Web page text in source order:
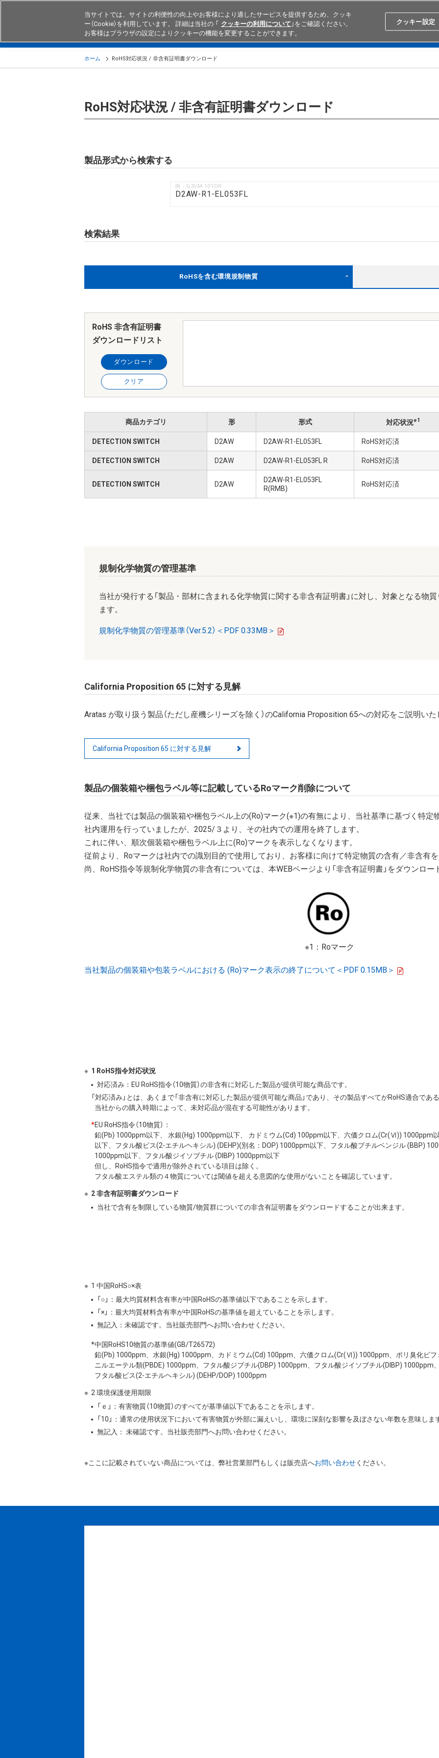
Japan Search
製品 業界・用途別商品 知る・学ぶ テクニカルサポート
ホーム RoHS対応状況 / 非含有証明書ダウンロード
RoHS対応状況 / 非含有証明書ダウンロード
製品形式から検索する
例：G3VM-101DR
検索結果
RoHSを含む環境規制物質
RoHS 非含有証明書
ダウンロードリスト
ダウンロード
クリア
商品カテゴリ 形 形式 対応状況※1
DETECTION SWITCH D2AW D2AW-R1-EL053FL RoHS対応済
DETECTION SWITCH D2AW D2AW-R1-EL053FL R RoHS対応済
DETECTION SWITCH D2AW
D2AW-R1-EL053FL
R(RMB)
RoHS対応済
規制化学物質の管理基準
当社が発行する「製品・部材に含まれる化学物質に関する非含有証明書」に対し、対象となる物質
ます。
規制化学物質の管理基準（Ver.5.2）＜PDF 0.33MB＞
California Proposition 65 に対する見解
Aratas が取り扱う製品（ただし産機シリーズを除く）のCalifornia Proposition 65への対応をご説明いた
California Proposition 65 に対する見解
製品の個装箱や梱包ラベル等に記載しているRoマーク削除について
従来、当社では製品の個装箱や梱包ラベル上の(Ro)マーク(※1)の有無により、当社基準に基づく特定
社内運用を行っていましたが、2025/３より、その社内での運用を終了します。
これに伴い、順次個装箱や梱包ラベル上に(Ro)マークを表示しなくなります。
従前より、Roマークは社内での識別目的で使用しており、お客様に向けて特定物質の含有／非含有
尚、RoHS指令等規制化学物質の非含有については、本WEBページより「非含有証明書」をダウンロー
※1：Roマーク
当社製品の個装箱や包装ラベルにおける (Ro)マーク表示の終了について＜PDF 0.15MB＞
1 RoHS指令対応状況
対応済み：EU RoHS指令（10物質）の非含有に対応した製品が提供可能な商品です。
「対応済み」とは、あくまで「非含有に対応した製品が提供可能な商品」であり、その製品すべてがRoHS適合であ
当社からの購入時期によって、未対応品が混在する可能性があります。
*EU RoHS指令（10物質）：
鉛(Pb) 1000ppm以下、 水銀(Hg) 1000ppm以下、 カドミウム(Cd) 100ppm以下、六価クロム(Cr(Ⅵ)) 1000ppm
以下、フタル酸ビス(2-エチルヘキシル) (DEHP)(別名：DOP) 1000ppm以下、フタル酸ブチルベンジル (BBP)
1000ppm以下、フタル酸ジイソブチル (DIBP) 1000ppm以下
但し、RoHS指令で適用が除外されている項目は除く。
フタル酸エステル類の４物質については閾値を超える意図的な使用がないことを確認しています。
2 非含有証明書ダウンロード
当社で含有を制限している物質/物質群についての非含有証明書をダウンロードすることが出来ます。
1 中国RoHS○×表
「○」：最大均質材料含有率が中国RoHSの基準値以下であることを示します。
「×」：最大均質材料含有率が中国RoHSの基準値を超えていることを示します。
無記入：未確認です。当社販売部門へお問い合わせください。
*中国RoHS10物質の基準値(GB/T26572)
鉛(Pb) 1000ppm、水銀(Hg) 1000ppm、カドミウム(Cd) 100ppm、六価クロム(Cr(Ⅵ)) 1000ppm、ポリ臭化ビフ
ニルエーテル類(PBDE) 1000ppm、フタル酸ジブチル(DBP) 1000ppm、フタル酸ジイソブチル(DIBP) 1000ppm
フタル酸ビス(2-エチルヘキシル) (DEHP/DOP) 1000ppm
2 環境保護使用期限
「ｅ」：有害物質（10物質）のすべてが基準値以下であることを示します。
「10」：通常の使用状況下において有害物質が外部に漏えいし、環境に深刻な影響を及ぼさない年数を意味しま
無記入： 未確認です。当社販売部門へお問い合わせください。
※ここに記載されていない商品については、弊社営業部門もしくは販売店へお問い合わせください。
当サイトでは、サイトの利便性の向上やお客様により適したサービスを提供するため、クッキ
ー（Cookie）を利用しています。 詳細は当社の 「 クッキーの利用について 」をご確認ください。
お客様はブラウザの設定によりクッキーの機能を変更することができます。
クッキー設定